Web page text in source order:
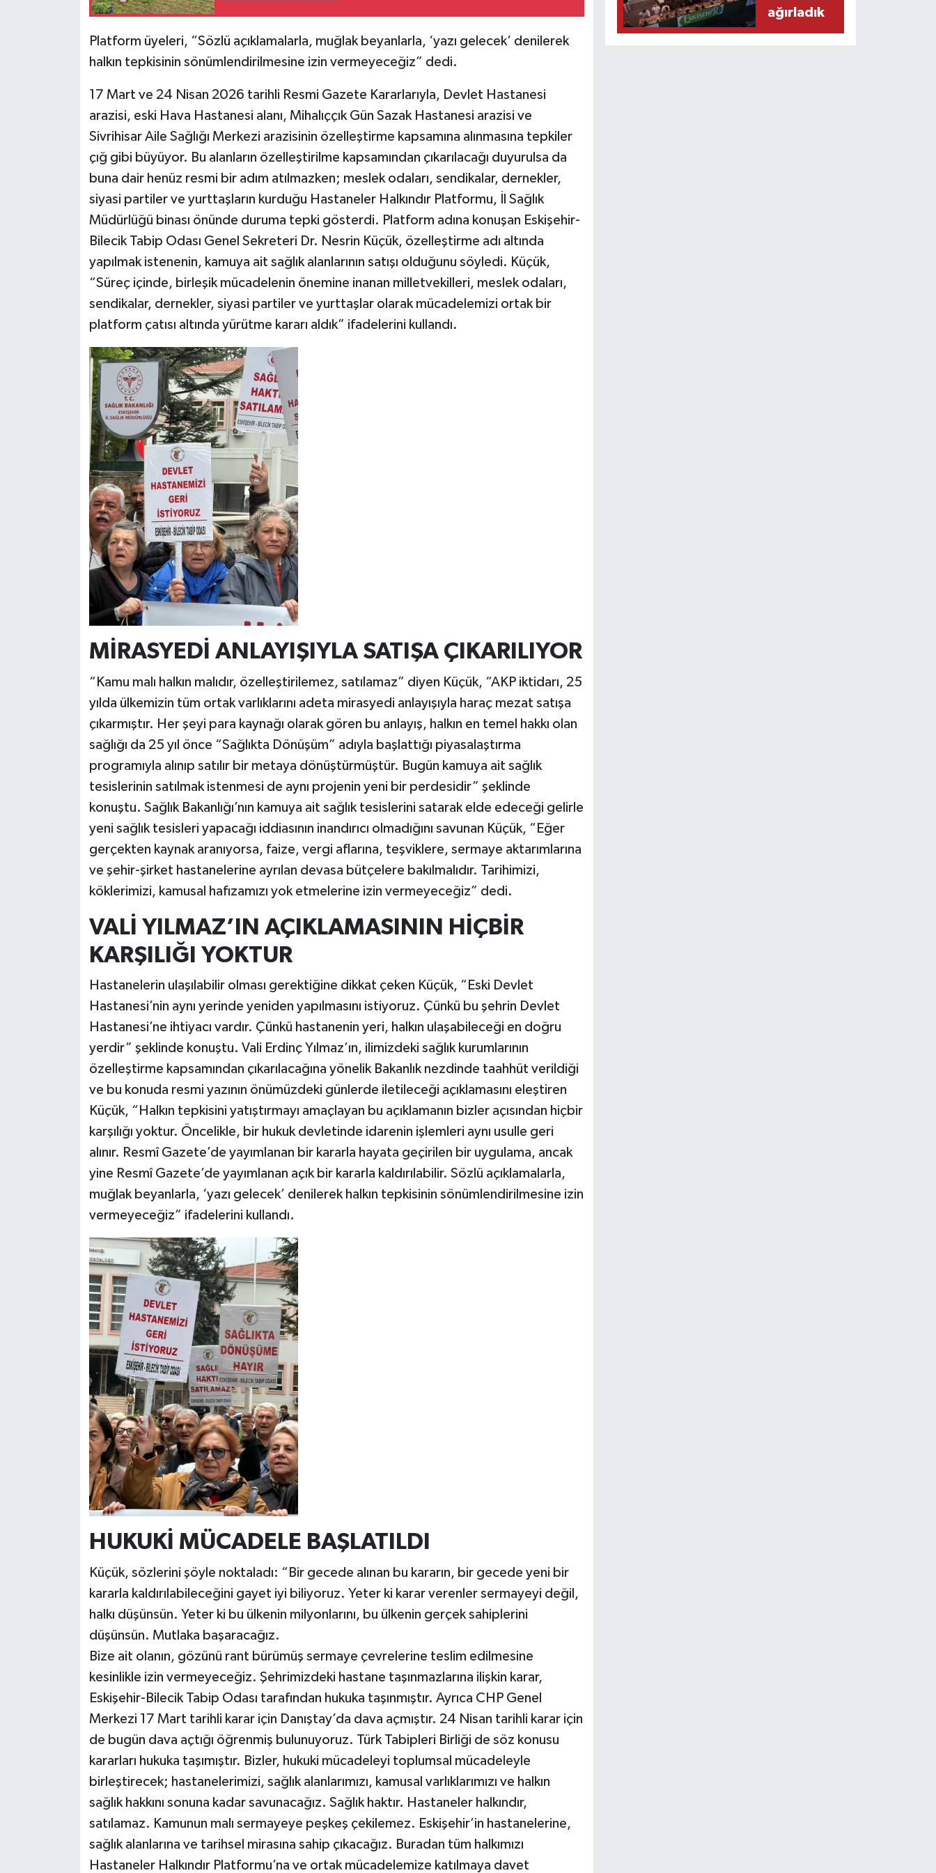
Platform üyeleri, “Sözlü açıklamalarla, muğlak beyanlarla, ‘yazı gelecek’ denilerek
halkın tepkisinin sönümlendirilmesine izin vermeyeceğiz” dedi.
17 Mart ve 24 Nisan 2026 tarihli Resmi Gazete Kararlarıyla, Devlet Hastanesi
arazisi, eski Hava Hastanesi alanı, Mihalıççık Gün Sazak Hastanesi arazisi ve
Sivrihisar Aile Sağlığı Merkezi arazisinin özelleştirme kapsamına alınmasına tepkiler
çığ gibi büyüyor. Bu alanların özelleştirilme kapsamından çıkarılacağı duyurulsa da
buna dair henüz resmi bir adım atılmazken; meslek odaları, sendikalar, dernekler,
siyasi partiler ve yurttaşların kurduğu Hastaneler Halkındır Platformu, İl Sağlık
Müdürlüğü binası önünde duruma tepki gösterdi. Platform adına konuşan Eskişehir-
Bilecik Tabip Odası Genel Sekreteri Dr. Nesrin Küçük, özelleştirme adı altında
yapılmak istenenin, kamuya ait sağlık alanlarının satışı olduğunu söyledi. Küçük,
“Süreç içinde, birleşik mücadelenin önemine inanan milletvekilleri, meslek odaları,
sendikalar, dernekler, siyasi partiler ve yurttaşlar olarak mücadelemizi ortak bir
platform çatısı altında yürütme kararı aldık” ifadelerini kullandı.
MİRASYEDİ ANLAYIŞIYLA SATIŞA ÇIKARILIYOR
“Kamu malı halkın malıdır, özelleştirilemez, satılamaz” diyen Küçük, “AKP iktidarı, 25
yılda ülkemizin tüm ortak varlıklarını adeta mirasyedi anlayışıyla haraç mezat satışa
çıkarmıştır. Her şeyi para kaynağı olarak gören bu anlayış, halkın en temel hakkı olan
sağlığı da 25 yıl önce “Sağlıkta Dönüşüm” adıyla başlattığı piyasalaştırma
programıyla alınıp satılır bir metaya dönüştürmüştür. Bugün kamuya ait sağlık
tesislerinin satılmak istenmesi de aynı projenin yeni bir perdesidir” şeklinde
konuştu. Sağlık Bakanlığı’nın kamuya ait sağlık tesislerini satarak elde edeceği gelirle
yeni sağlık tesisleri yapacağı iddiasının inandırıcı olmadığını savunan Küçük, “Eğer
gerçekten kaynak aranıyorsa, faize, vergi aflarına, teşviklere, sermaye aktarımlarına
ve şehir-şirket hastanelerine ayrılan devasa bütçelere bakılmalıdır. Tarihimizi,
köklerimizi, kamusal hafızamızı yok etmelerine izin vermeyeceğiz” dedi.
VALİ YILMAZ’IN AÇIKLAMASININ HİÇBİR
KARŞILIĞI YOKTUR
Hastanelerin ulaşılabilir olması gerektiğine dikkat çeken Küçük, “Eski Devlet
Hastanesi’nin aynı yerinde yeniden yapılmasını istiyoruz. Çünkü bu şehrin Devlet
Hastanesi’ne ihtiyacı vardır. Çünkü hastanenin yeri, halkın ulaşabileceği en doğru
yerdir” şeklinde konuştu. Vali Erdinç Yılmaz’ın, ilimizdeki sağlık kurumlarının
özelleştirme kapsamından çıkarılacağına yönelik Bakanlık nezdinde taahhüt verildiği
ve bu konuda resmi yazının önümüzdeki günlerde iletileceği açıklamasını eleştiren
Küçük, “Halkın tepkisini yatıştırmayı amaçlayan bu açıklamanın bizler açısından hiçbir
karşılığı yoktur. Öncelikle, bir hukuk devletinde idarenin işlemleri aynı usulle geri
alınır. Resmî Gazete’de yayımlanan bir kararla hayata geçirilen bir uygulama, ancak
yine Resmî Gazete’de yayımlanan açık bir kararla kaldırılabilir. Sözlü açıklamalarla,
muğlak beyanlarla, ‘yazı gelecek’ denilerek halkın tepkisinin sönümlendirilmesine izin
vermeyeceğiz” ifadelerini kullandı.
HUKUKİ MÜCADELE BAŞLATILDI
Küçük, sözlerini şöyle noktaladı: “Bir gecede alınan bu kararın, bir gecede yeni bir
kararla kaldırılabileceğini gayet iyi biliyoruz. Yeter ki karar verenler sermayeyi değil,
halkı düşünsün. Yeter ki bu ülkenin milyonlarını, bu ülkenin gerçek sahiplerini
düşünsün. Mutlaka başaracağız.
Bize ait olanın, gözünü rant bürümüş sermaye çevrelerine teslim edilmesine
kesinlikle izin vermeyeceğiz. Şehrimizdeki hastane taşınmazlarına ilişkin karar,
Eskişehir-Bilecik Tabip Odası tarafından hukuka taşınmıştır. Ayrıca CHP Genel
Merkezi 17 Mart tarihli karar için Danıştay’da dava açmıştır. 24 Nisan tarihli karar için
de bugün dava açtığı öğrenmiş bulunuyoruz. Türk Tabipleri Birliği de söz konusu
kararları hukuka taşımıştır. Bizler, hukuki mücadeleyi toplumsal mücadeleyle
birleştirecek; hastanelerimizi, sağlık alanlarımızı, kamusal varlıklarımızı ve halkın
sağlık hakkını sonuna kadar savunacağız. Sağlık haktır. Hastaneler halkındır,
satılamaz. Kamunun malı sermayeye peşkeş çekilemez. Eskişehir’in hastanelerine,
sağlık alanlarına ve tarihsel mirasına sahip çıkacağız. Buradan tüm halkımızı
Hastaneler Halkındır Platformu’na ve ortak mücadelemize katılmaya davet
ağırladık